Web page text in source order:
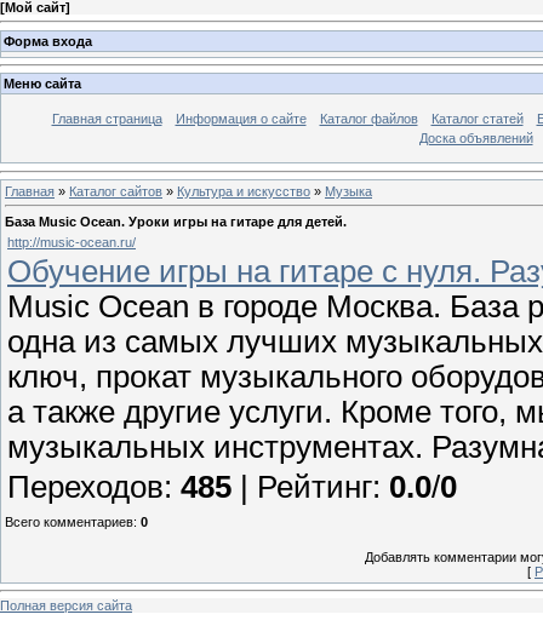
[Мой сайт]
Форма входа
Меню сайта
Главная страница Информация о сайте Каталог файлов Каталог статей
Доска объявлений
Главная » Каталог сайтов » Культура и искусство » Музыка
База Music Ocean. Уроки игры на гитаре для детей.
http://music-ocean.ru/
Обучение игры на гитаре с нуля.
Music Ocean в городе Москва. База
одна из самых лучших
ключ, прокат музыкального
а также другие услуги. Кроме того,
музыкальных инструментах.
Переходов: 485 | Рейтинг: 0.0/0
Всего комментариев: 0
Добавлять комментарии
[
Полная версия сайта